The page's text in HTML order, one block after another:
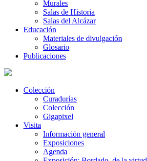
Murales
Salas de Historia
Salas del Alcázar
Educación
Materiales de divulgación
Glosario
Publicaciones
Colección
Curadurías
Colección
Gigapixel
Visita
Información general
Exposiciones
Agenda